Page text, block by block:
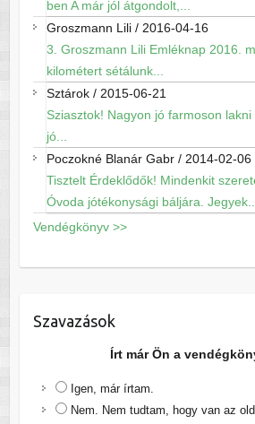
ben A már jól átgondolt,...
Groszmann Lili/ 2016-04-16
3. Groszmann Lili Emléknap 2016.
kilométert sétálunk...
Sztárok/ 2015-06-21
Sziasztok! Nagyon jó farmoson
jó...
Poczokné Blanár Gabr/ 2014-02-06
Tisztelt Érdeklődők! Mindenkit
Óvoda jótékonysági báljára. Jegyek...
Vendégkönyv >>
Szavazások
Írt már Ön a
Igen, már írtam.
Nem. Nem tudtam, hogy van az